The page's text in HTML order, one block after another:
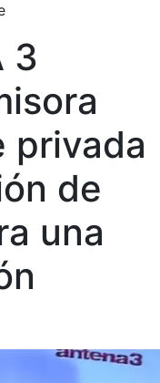
3
privada
de
una